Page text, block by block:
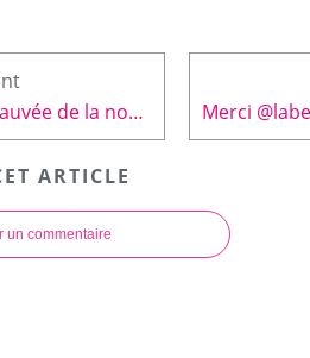
Copine du jour sauvée de la noyade ! #grenouille #frog #friend
ARTICLE
un commentaire